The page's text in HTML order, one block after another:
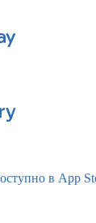
в App